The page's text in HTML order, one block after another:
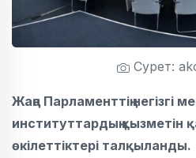
Сурет:
Жаңа Парламенттің негізгі
институттардың қызметін
өкілеттіктері талқыланды.